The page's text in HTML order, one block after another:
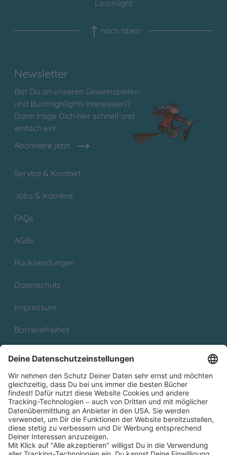
Loomlight
nach oben
Newsletter
Bist Du an unseren Gewinnspielen
und Buchhighlights interessiert?
Dann trage Dich hier schnell und
einfach ein!
Abonniere jetzt
Service & Kontakt
Jobs & Karriere
FAQs
AGBs
Rücksendungen
Datenschutz
Impressum
Barrierefreiheit
Partnerprogramm (Affiliate)
Folge uns auf